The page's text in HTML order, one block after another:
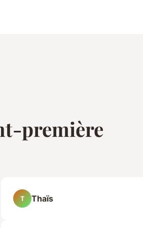
première
T Thaïs